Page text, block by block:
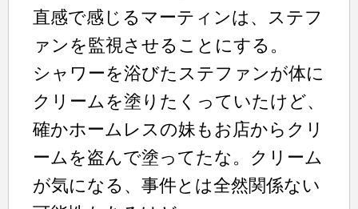
直感で感じるマーティンは、ステフ
ァンを監視させることにする。
シャワーを浴びたステファンが体に
クリームを塗りたくっていたけど、
確かホームレスの妹もお店からクリ
ームを盗んで塗ってたな。クリーム
が気になる、事件とは全然関係ない